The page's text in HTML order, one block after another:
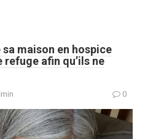
maison en hospice
refuge afin qu’ils ne
0